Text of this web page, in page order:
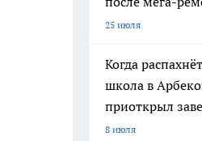
25 июля
Когда
школа в
приоткрыл
8 июля